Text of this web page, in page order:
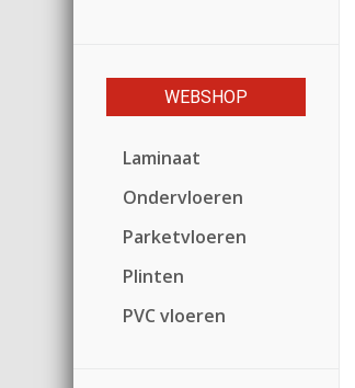
WEBSHOP
Laminaat
Ondervloeren
Parketvloeren
Plinten
PVC vloeren